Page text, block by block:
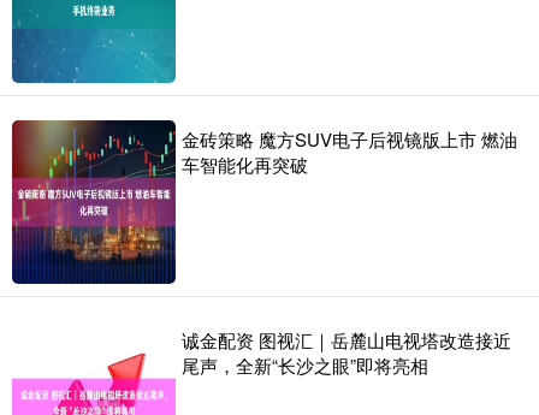
金砖策略 魔方SUV电子后视镜版上市 燃油
车智能化再突破
诚金配资 图视汇｜岳麓山电视塔改造接近
尾声，全新“长沙之眼”即将亮相